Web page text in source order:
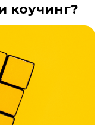
коучинг?